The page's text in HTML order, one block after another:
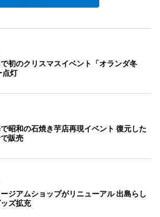
初のクリスマスイベント「オランダ冬
点灯
昭和の石焼き芋店再現イベント 復元した
販売
ジアムショップがリニューアル 出島らし
ズ拡充